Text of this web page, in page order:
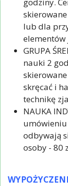
godziny.
lub dla
elementów
GRUPA
nauki 2
skręcać i
technikę
NAUKA
odbywają
osoby - 80